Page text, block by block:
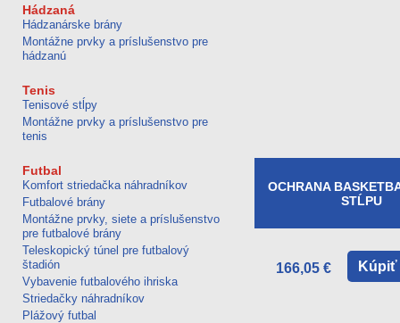
Hádzaná
Hádzanárske brány
Montážne prvky a príslušenstvo pre
hádzanú
Tenis
Tenisové stĺpy
Montážne prvky a príslušenstvo pre
tenis
Futbal
Komfort striedačka náhradníkov
Futbalové brány
Montážne prvky, siete a príslušenstvo
pre futbalové brány
Teleskopický túnel pre futbalový
štadión
Vybavenie futbalového ihriska
Striedačky náhradníkov
Plážový futbal
OCHRANA
STĹPU
166,05 € Kúpiť